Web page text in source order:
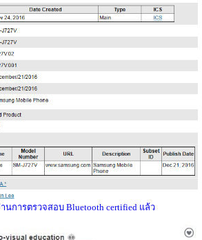
านการตรวจสอบ Bluetooth certified แล้ว